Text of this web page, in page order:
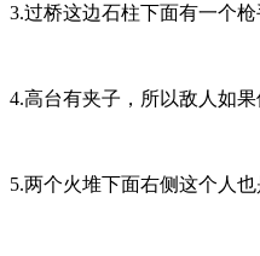
3.过桥这边石柱下面有一个
4.高台有夹子，所以敌人如
5.两个火堆下面右侧这个人